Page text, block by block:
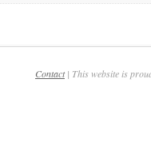
Contact| This website is